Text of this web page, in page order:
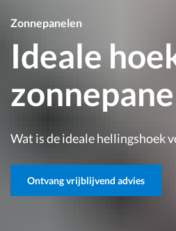
Zonnepanelen
Ideale
Wat is de ideale hellingshoek
Ontvang vrijblijvend advies